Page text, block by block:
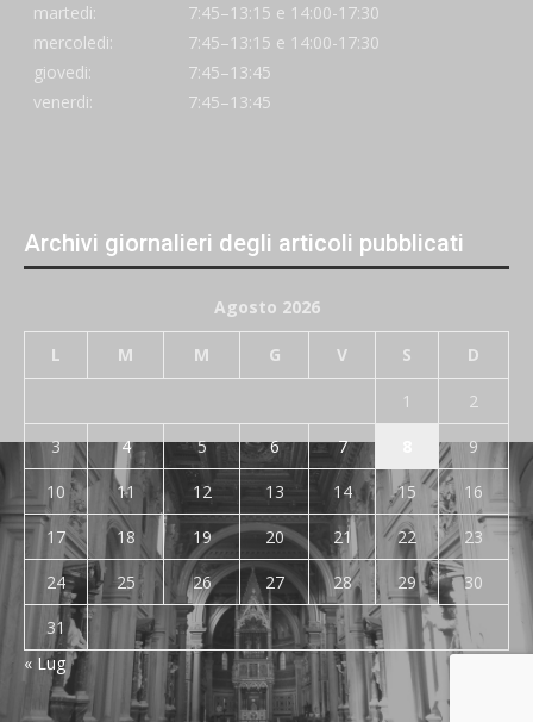
martedi:
7:45–13:15 e 14:00-17:30
mercoledi:
7:45–13:15 e 14:00-17:30
giovedi:
7:45–13:45
venerdi:
7:45–13:45
Archivi giornalieri degli articoli pubblicati
Agosto 2026
L M M G V S D
1
2
3
4 5 6 7
9
10
11 12 13 14 15
16
17
18 19 20 21 22
23
24
25 26 27 28 29
30
31
« Lug